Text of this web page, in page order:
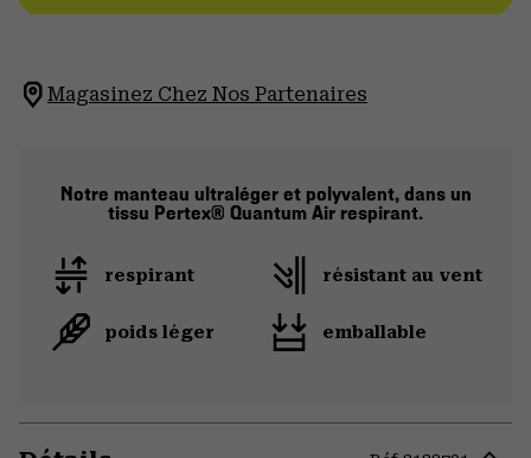
Magasinez Chez Nos Partenaires
Notre manteau ultraléger et polyvalent, dans un
tissu Pertex® Quantum Air respirant.
respirant résistant au vent
poids léger emballable